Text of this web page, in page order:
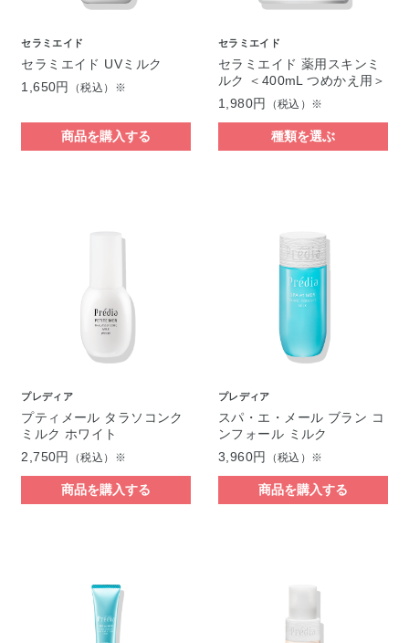
セラミエイド
セラミエイド UVミルク
1,650円
（税込）※
商品を購入する
セラミエイド
セラミエイド 薬用スキンミ
ルク ＜400mL つめかえ用＞
1,980円
（税込）※
種類を選ぶ
プレディア
プティメール タラソコンク
ミルク ホワイト
2,750円
（税込）※
商品を購入する
プレディア
スパ・エ・メール ブラン コ
ンフォール ミルク
3,960円
（税込）※
商品を購入する